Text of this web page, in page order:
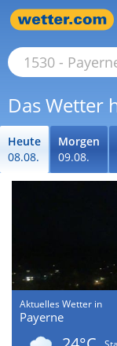
Das Wetter
Heute
08.08.
Morgen
09.08.
Aktuelles Wetter in
Payerne